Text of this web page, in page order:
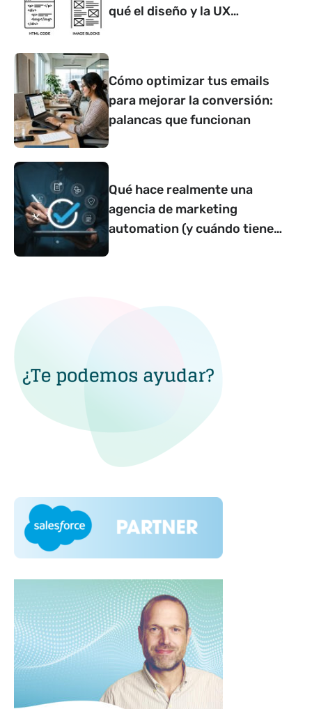
qué el diseño y la UX
Cómo optimizar tus emails
para mejorar la conversión:
palancas que funcionan
Qué hace realmente una
agencia de marketing
automation (y cuándo tiene